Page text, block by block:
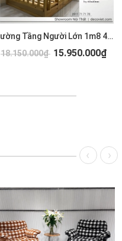
Giường Tầng Người Lớn 1m8 442T
18.150.000₫ 15.950.000₫